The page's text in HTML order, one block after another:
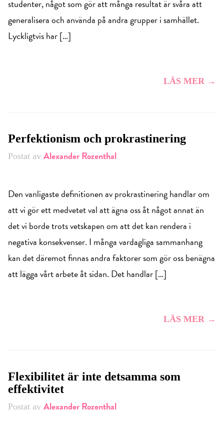
studenter, något som gör att många resultat är svåra att
generalisera och använda på andra grupper i samhället.
Lyckligtvis har […]
LÄS MER →
Perfektionism och prokrastinering
Postat av Alexander Rozenthal
Den vanligaste definitionen av prokrastinering handlar om
att vi gör ett medvetet val att ägna oss åt något annat än
det vi borde trots vetskapen om att det kan rendera i
negativa konsekvenser. I många vardagliga sammanhang
kan det däremot finnas andra faktorer som gör oss benägna
att lägga vårt arbete åt sidan. Det handlar […]
LÄS MER →
Flexibilitet är inte detsamma som
effektivitet
Postat av Alexander Rozenthal